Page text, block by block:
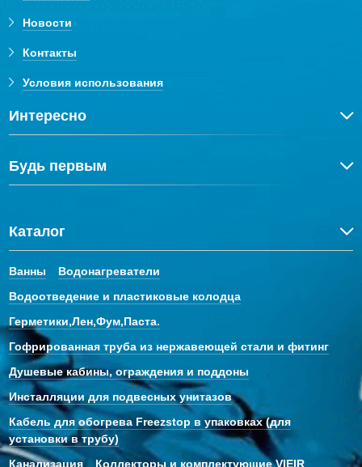
Новости
Контакты
Условия использования
Интересно
Будь первым
Каталог
Ванны
Водонагреватели
Водоотведение и пластиковые колодца
Герметики,Лен,Фум,Паста.
Гофрированная труба из нержавеющей стали и фитинг
Душевые кабины, ограждения и поддоны
Инсталляции для подвесных унитазов
Кабель для обогрева Freezstop в упаковках (для
установки в трубу)
Канализация
Коллекторы и комплектующие VIEIR